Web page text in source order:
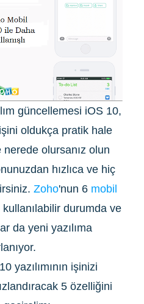
güncellemesi iOS 10,
oldukça pratik hale
olursanız olun
hızlıca ve hiç
Zoho'nun 6 mobil
durumda ve
da yeni yazılıma
işinizi
5 özelliğini